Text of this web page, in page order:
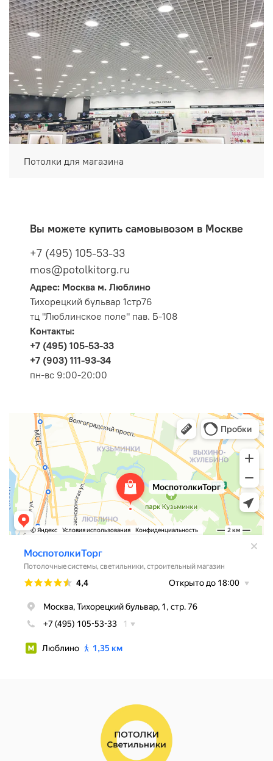
Потолки для магазина
Вы можете купить самовывозом в Москве
+7 (495) 105-53-33
mos@potolkitorg.ru
Адрес: Москва м. Люблино
Тихорецкий бульвар 1стр76
тц "Люблинское поле" пав. Б-108
Контакты:
+7 (495) 105-53-33
+7 (903) 111-93-34
пн-вс 9:00-20:00